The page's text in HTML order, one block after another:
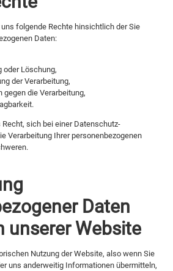
folgende Rechte hinsichtlich der Sie
Daten:
oder Löschung,
der Verarbeitung,
gegen die Verarbeitung,
sich bei einer Datenschutz-
Verarbeitung Ihrer personenbezogenen
Daten
unserer Website
Nutzung der Website, also wenn Sie
uns anderweitig Informationen übermitteln,